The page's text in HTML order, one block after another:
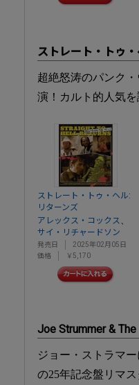
ストレート・トゥ
超絶怒涛のパンク
演！カルト的人気
ストレート・トゥ・ヘル:
リターンズ
アレックス・コックス
サイ・リチャードソン
発売日
2025年02月05日
価格
￥5,170
Joe Strummer &
ジョー・ストラマ
の25年記念盤リマス